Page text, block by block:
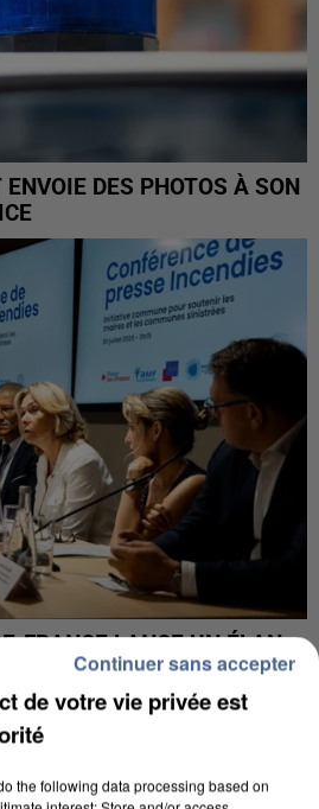
ENVOIE DES PHOTOS À SON
FRANCE LANCE UN ÉLAN
LES...
de votre vie privée est
the following data processing based on
Continuer sans accepter